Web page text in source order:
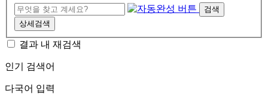
검색
상세검색
결과 내 재검색
인기 검색어
다국어 입력